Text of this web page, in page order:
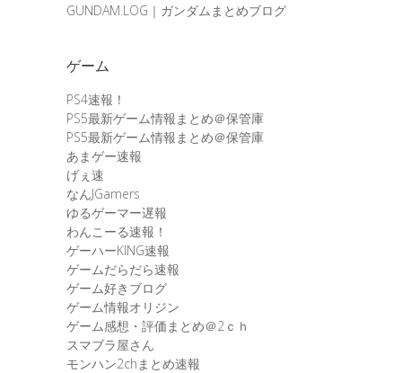
GUNDAM.LOG｜ガンダムまとめブログ
ゲーム
PS4速報！
PS5最新ゲーム情報まとめ＠保管庫
PS5最新ゲーム情報まとめ＠保管庫
あまゲー速報
げぇ速
なんJGamers
ゆるゲーマー遅報
わんこーる速報！
ゲーハーKING速報
ゲームだらだら速報
ゲーム好きブログ
ゲーム情報オリジン
ゲーム感想・評価まとめ＠2ｃｈ
スマブラ屋さん
モンハン2chまとめ速報